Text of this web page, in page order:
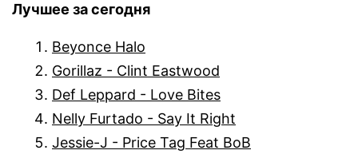
Лучшее за сегодня
Beyonce Halo
Gorillaz - Clint Eastwood
Def Leppard - Love Bites
Nelly Furtado - Say It Right
Jessie-J - Price Tag Feat BoB